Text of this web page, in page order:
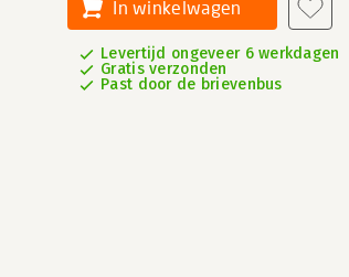
In winkelwagen
Levertijd ongeveer 6 werkdagen
Gratis verzonden
Past door de brievenbus